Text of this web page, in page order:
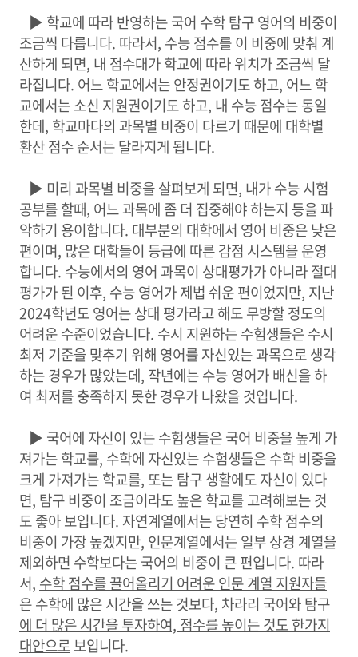
▶ 학교에 따라 반영하는 국어 수학 탐구 영어의 비중이
조금씩 다릅니다. 따라서, 수능 점수를 이 비중에 맞춰 계
산하게 되면, 내 점수대가 학교에 따라 위치가 조금씩 달
라집니다. 어느 학교에서는 안정권이기도 하고, 어느 학
교에서는 소신 지원권이기도 하고, 내 수능 점수는 동일
한데, 학교마다의 과목별 비중이 다르기 때문에 대학별
환산 점수 순서는 달라지게 됩니다.
▶ 미리 과목별 비중을 살펴보게 되면, 내가 수능 시험
공부를 할때, 어느 과목에 좀 더 집중해야 하는지 등을 파
악하기 용이합니다. 대부분의 대학에서 영어 비중은 낮은
편이며, 많은 대학들이 등급에 따른 감점 시스템을 운영
합니다. 수능에서의 영어 과목이 상대평가가 아니라 절대
평가가 된 이후, 수능 영어가 제법 쉬운 편이었지만, 지난
2024학년도 영어는 상대 평가라고 해도 무방할 정도의
어려운 수준이었습니다. 수시 지원하는 수험생들은 수시
최저 기준을 맞추기 위해 영어를 자신있는 과목으로 생각
하는 경우가 많았는데, 작년에는 수능 영어가 배신을 하
여 최저를 충족하지 못한 경우가 나왔을 것입니다.
▶ 국어에 자신이 있는 수험생들은 국어 비중을 높게 가
져가는 학교를, 수학에 자신있는 수험생들은 수학 비중을
크게 가져가는 학교를, 또는 탐구 생활에도 자신이 있다
면, 탐구 비중이 조금이라도 높은 학교를 고려해보는 것
도 좋아 보입니다. 자연계열에서는 당연히 수학 점수의
비중이 가장 높겠지만, 인문계열에서는 일부 상경 계열을
제외하면 수학보다는 국어의 비중이 큰 편입니다. 따라
서, 수학 점수를 끌어올리기 어려운 인문 계열 지원자들
은 수학에 많은 시간을 쓰는 것보다, 차라리 국어와 탐구
에 더 많은 시간을 투자하여, 점수를 높이는 것도 한가지
대안으로보입니다.